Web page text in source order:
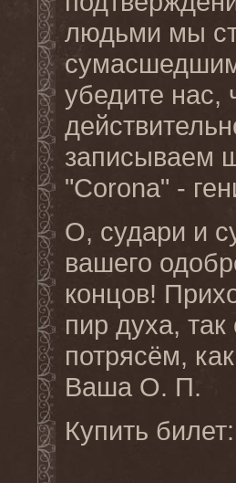
людьми мы
убедите
записываем
"Corona" -
О, судари и
вашего
концов!
пир духа,
потрясём,
Ваша О. П.
Купить